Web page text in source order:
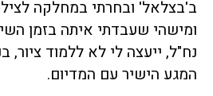
ב'בצלאל' ובחרתי במחלקה
ומישהי שעבדתי איתה בזמן
נח"ל, ייעצה לי לא ללמוד ציור,
המגע הישיר עם המדיום.